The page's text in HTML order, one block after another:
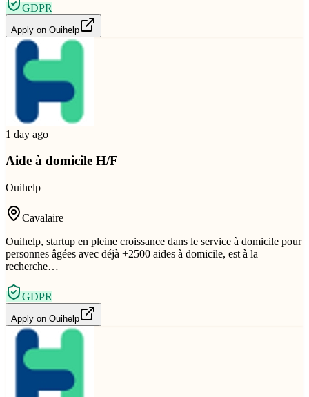
GDPR
Apply on Ouihelp
1 day ago
Aide à domicile H/F
Ouihelp
Cavalaire
Ouihelp, startup en pleine croissance dans le service à domicile pour
personnes âgées avec déjà +2500 aides à domicile, est à la
recherche…
GDPR
Apply on Ouihelp